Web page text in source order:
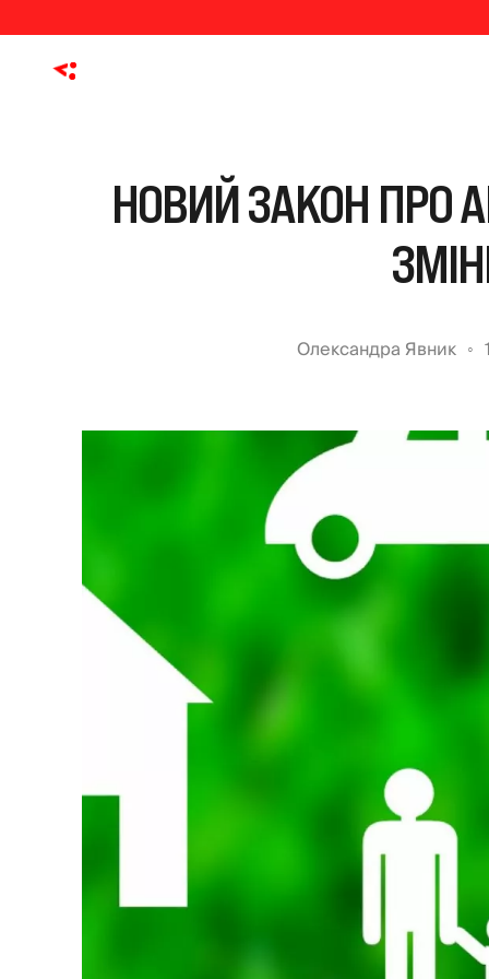
НОВИЙ ЗАКОН ПРО
Олександра Явник